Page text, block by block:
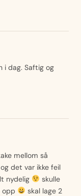
i dag. Saftig og
mellom så
det var ikke feil
nydelig
skulle
opp
skal lage 2